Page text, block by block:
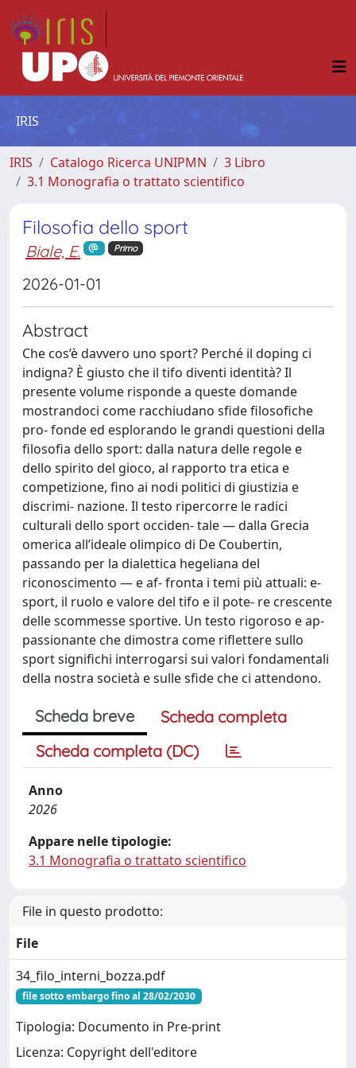
IRIS
IRIS Catalogo Ricerca UNIPMN
3 Libro
3.1 Monografia o trattato scientifico
Filosofia dello sport
Biale, E. Primo
2026-01-01
Abstract
Che cos’è davvero uno sport? Perché il doping ci
indigna? È giusto che il tifo diventi identità? Il
presente volume risponde a queste domande
mostrandoci come racchiudano sfide filosofiche
pro- fonde ed esplorando le grandi questioni della
filosofia dello sport: dalla natura delle regole e
dello spirito del gioco, al rapporto tra etica e
competizione, fino ai nodi politici di giustizia e
discrimi- nazione. Il testo ripercorre le radici
culturali dello sport occiden- tale — dalla Grecia
omerica all’ideale olimpico di De Coubertin,
passando per la dialettica hegeliana del
riconoscimento — e af- fronta i temi più attuali: e-
sport, il ruolo e valore del tifo e il pote- re crescente
delle scommesse sportive. Un testo rigoroso e ap-
passionante che dimostra come riflettere sullo
sport significhi interrogarsi sui valori fondamentali
della nostra società e sulle sfide che ci attendono.
Scheda breve
Scheda completa
Scheda completa (DC)
Anno
2026
Appare nelle tipologie:
3.1 Monografia o trattato scientifico
File in questo prodotto:
File
34_filo_interni_bozza.pdf
file sotto embargo fino al 28/02/2030
Tipologia: Documento in Pre-print
Licenza: Copyright dell'editore